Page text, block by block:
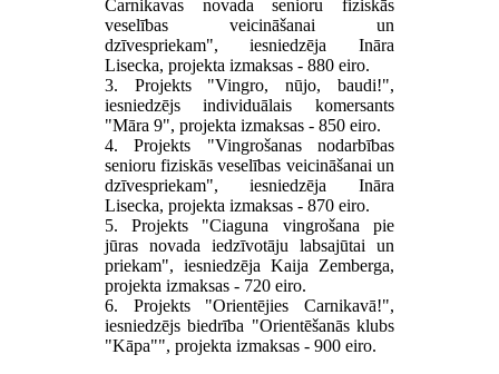
Carnikavas novada senioru fiziskās
veselības veicināšanai un
dzīvespriekam", iesniedzēja Ināra
Lisecka, projekta izmaksas - 880 eiro.
3. Projekts "Vingro, nūjo, baudi!",
iesniedzējs individuālais komersants
"Māra 9", projekta izmaksas - 850 eiro.
4. Projekts "Vingrošanas nodarbības
senioru fiziskās veselības veicināšanai un
dzīvespriekam", iesniedzēja Ināra
Lisecka, projekta izmaksas - 870 eiro.
5. Projekts "Ciaguna vingrošana pie
jūras novada iedzīvotāju labsajūtai un
priekam", iesniedzēja Kaija Zemberga,
projekta izmaksas - 720 eiro.
6. Projekts "Orientējies Carnikavā!",
iesniedzējs biedrība "Orientēšanās klubs
"Kāpa"", projekta izmaksas - 900 eiro.